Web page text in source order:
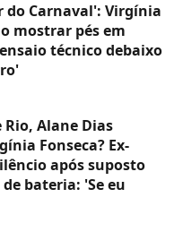
do Carnaval': Virgínia
mostrar pés em
técnico debaixo
Alane Dias
Fonseca? Ex-
após suposto
bateria: 'Se eu